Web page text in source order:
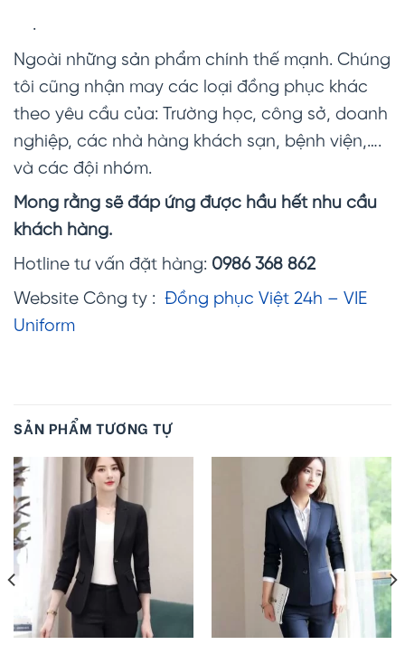
.
Ngoài những sản phẩm chính thế mạnh. Chúng
tôi cũng nhận may các loại đồng phục khác
theo yêu cầu của: Trường học, công sở, doanh
nghiệp, các nhà hàng khách sạn, bệnh viện,….
và các đội nhóm.
Mong rằng sẽ đáp ứng được hầu hết nhu cầu
khách hàng.
Hotline tư vấn đặt hàng: 0986 368 862
Website Công ty : Đồng phục Việt 24h – VIE
Uniform
SẢN PHẨM TƯƠNG TỰ